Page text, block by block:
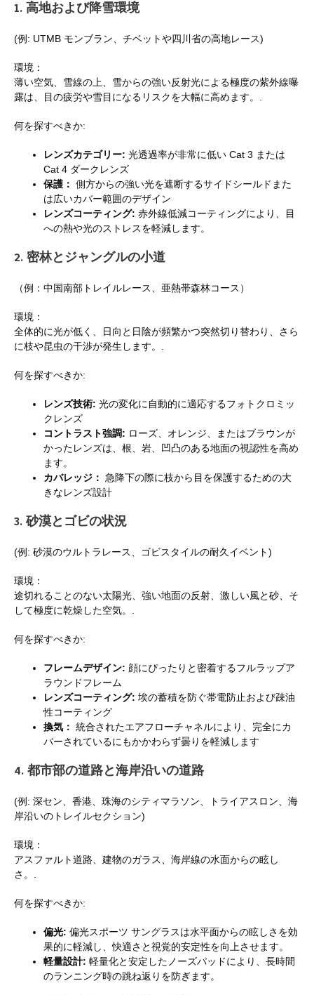
1. 高地および降雪環境
(例: UTMB モンブラン、チベットや四川省の高地レース)
環境：
薄い空気、雪線の上、雪からの強い反射光による極度の紫外線曝
露は、目の疲労や雪目になるリスクを大幅に高めます。.
何を探すべきか:
レンズカテゴリー: 光透過率が非常に低い Cat 3 または
Cat 4 ダークレンズ
保護： 側方からの強い光を遮断するサイドシールドまた
は広いカバー範囲のデザイン
レンズコーティング: 赤外線低減コーティングにより、目
への熱や光のストレスを軽減します。
2. 密林とジャングルの小道
（例：中国南部トレイルレース、亜熱帯森林コース）
環境：
全体的に光が低く、日向と日陰が頻繁かつ突然切り替わり、さら
に枝や昆虫の干渉が発生します。.
何を探すべきか:
レンズ技術: 光の変化に自動的に適応するフォトクロミッ
クレンズ
コントラスト強調: ローズ、オレンジ、またはブラウンが
かったレンズは、根、岩、凹凸のある地面の視認性を高め
ます。
カバレッジ： 急降下の際に枝から目を保護するための大
きなレンズ設計
3. 砂漠とゴビの状況
(例: 砂漠のウルトラレース、ゴビスタイルの耐久イベント)
環境：
途切れることのない太陽光、強い地面の反射、激しい風と砂、そ
して極度に乾燥した空気。.
何を探すべきか:
フレームデザイン: 顔にぴったりと密着するフルラップア
ラウンドフレーム
レンズコーティング: 埃の蓄積を防ぐ帯電防止および疎油
性コーティング
換気： 統合されたエアフローチャネルにより、完全にカ
バーされているにもかかわらず曇りを軽減します
4. 都市部の道路と海岸沿いの道路
(例: 深セン、香港、珠海のシティマラソン、トライアスロン、海
岸沿いのトレイルセクション)
環境：
アスファルト道路、建物のガラス、海岸線の水面からの眩し
さ。.
何を探すべきか:
偏光: 偏光スポーツ サングラスは水平面からの眩しさを効
果的に軽減し、快適さと視覚的安定性を向上させます。
軽量設計: 軽量化と安定したノーズパッドにより、長時間
のランニング時の跳ね返りを防ぎます。